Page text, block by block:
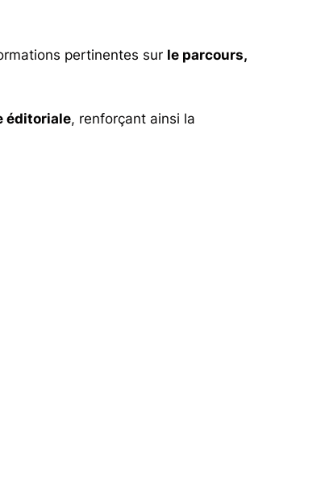
pertinentes sur le parcours,
éditoriale, renforçant ainsi la